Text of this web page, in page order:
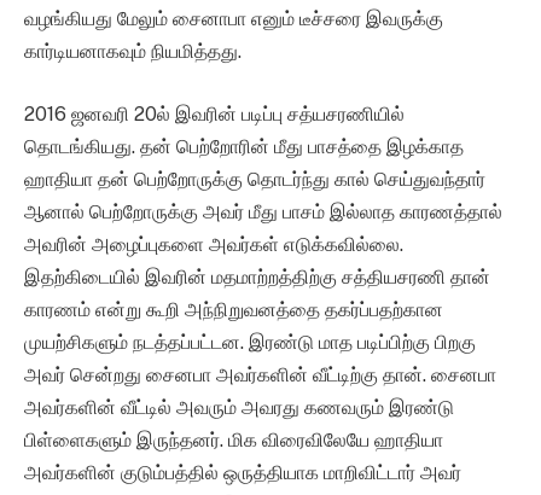
வழங்கியது மேலும் சைனாபா எனும் டீச்சரை இவருக்கு
கார்டியனாகவும் நியமித்தது.
2016 ஜனவரி 20ல் இவரின் படிப்பு சத்யசரணியில்
தொடங்கியது. தன் பெற்றோரின் மீது பாசத்தை இழக்காத
ஹாதியா தன் பெற்றோருக்கு தொடர்ந்து கால் செய்துவந்தார்
ஆனால் பெற்றோருக்கு அவர் மீது பாசம் இல்லாத காரணத்தால்
அவரின் அழைப்புகளை அவர்கள் எடுக்கவில்லை.
இதற்கிடையில் இவரின் மதமாற்றத்திற்கு சத்தியசரணி தான்
காரணம் என்று கூறி அந்நிறுவனத்தை தகர்ப்பதற்கான
முயற்சிகளும் நடத்தப்பட்டன. இரண்டு மாத படிப்பிற்கு பிறகு
அவர் சென்றது சைனபா அவர்களின் வீட்டிற்கு தான். சைனபா
அவர்களின் வீட்டில் அவரும் அவரது கணவரும் இரண்டு
பிள்ளைகளும் இருந்தனர். மிக விரைவிலேயே ஹாதியா
அவர்களின் குடும்பத்தில் ஒருத்தியாக மாறிவிட்டார் அவர்